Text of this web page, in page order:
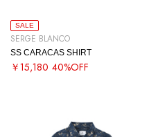
SALE
SERGE BLANCO
SS CARACAS SHIRT
￥15,180 40%OFF